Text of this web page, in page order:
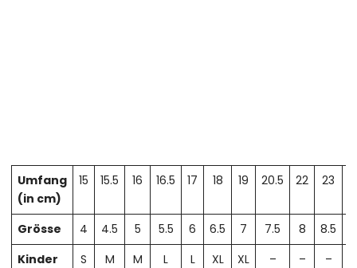
Umfang
(in cm)
15 15.5 16 16.5 17 18 19 20.5 22 23
Grösse 4 4.5 5 5.5 6 6.5 7 7.5 8 8.5
Kinder
S M M L L XL XL – – –